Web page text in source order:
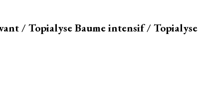
/ Topialyse Baume intensif / Topialyse